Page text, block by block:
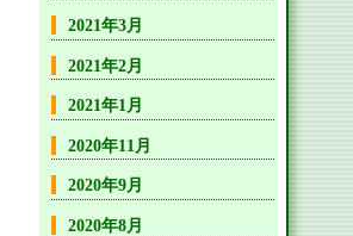
2021年3月
2021年2月
2021年1月
2020年11月
2020年9月
2020年8月